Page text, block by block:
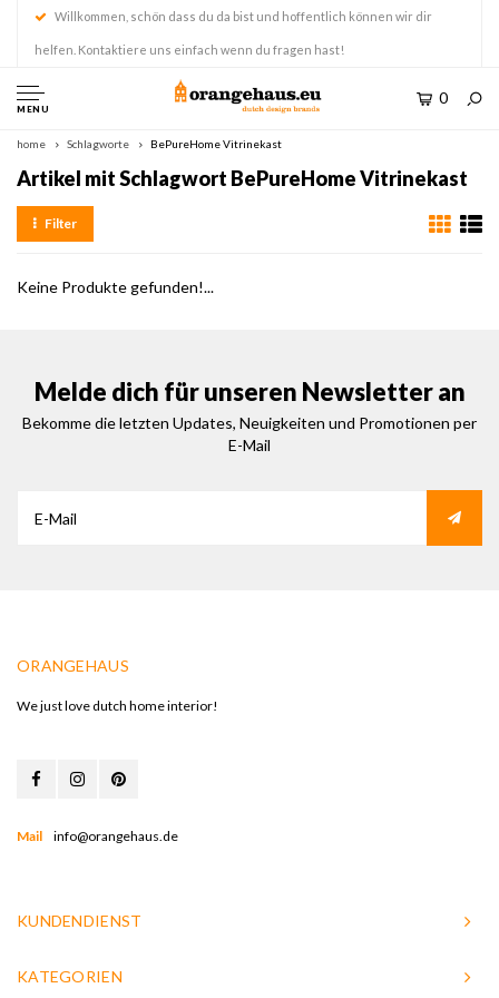
Willkommen, schön dass du da bist und hoffentlich können wir dir
helfen. Kontaktiere uns einfach wenn du fragen hast!
MENU
0
home Schlagworte BePureHome Vitrinekast
Artikel mit Schlagwort BePureHome Vitrinekast
Filter
Keine Produkte gefunden!...
Melde dich für unseren Newsletter an
Bekomme die letzten Updates, Neuigkeiten und Promotionen per
E-Mail
ORANGEHAUS
We just love dutch home interior!
Mail info@orangehaus.de
KUNDENDIENST
KATEGORIEN